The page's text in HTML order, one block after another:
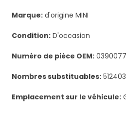
Marque: d'origine MINI
Condition: D'occasion
Numéro de pièce OEM: 0390077
Nombres substituables:
Emplacement sur le véhicule: